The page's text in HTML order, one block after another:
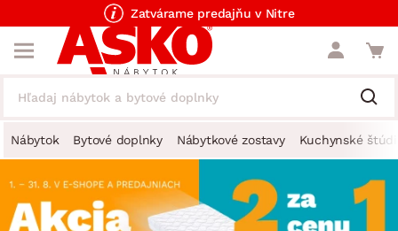
Zatvárame predajňu v Nitre
Nábytok Bytové doplnky Nábytkové zostavy Kuchynské